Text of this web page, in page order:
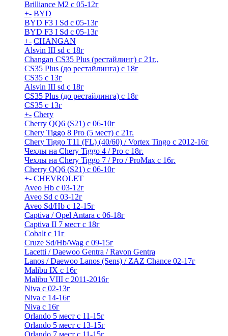
Brilliance M2 с 05-12г
+- BYD
BYD F3 I Sd с 05-13г
BYD F3 I Sd с 05-13г
+- CHANGAN
Alsvin III sd с 18г
Changan CS35 Plus (рестайлинг) с 21г.,
CS35 Plus (до рестайлинга) с 18г
CS35 с 13г
Alsvin III sd с 18г
CS35 Plus (до рестайлинга) с 18г
CS35 с 13г
+- Chery
Cherry QQ6 (S21) с 06-10г
Chery Tiggo 8 Pro (5 мест) с 21г.
Chery Tiggo T11 (FL) (40/60) / Vortex Tingo с 2012-16г
Чехлы на Chery Tiggo 4 / Pro с 18г.
Чехлы на Chery Tiggo 7 / Pro / ProMax с 16г.
Cherry QQ6 (S21) с 06-10г
+- CHEVROLET
Aveo Hb с 03-12г
Aveo Sd с 03-12г
Aveo Sd/Hb с 12-15г
Captiva / Opel Antara с 06-18г
Captiva II 7 мест с 18г
Cobalt с 11г
Cruze Sd/Hb/Wag c 09-15г
Lacetti / Daewoo Gentra / Ravon Gentra
Lanos / Daewoo Lanos (Sens) / ZAZ Chance 02-17г
Malibu IX с 16г
Malibu VIII с 2011-2016г
Niva с 02-13г
Niva с 14-16г
Niva с 16г
Orlando 5 мест с 11-15г
Orlando 5 мест с 13-15г
Orlando 7 мест с 11-15г